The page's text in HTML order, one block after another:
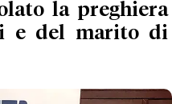
la preghiera
e del marito di